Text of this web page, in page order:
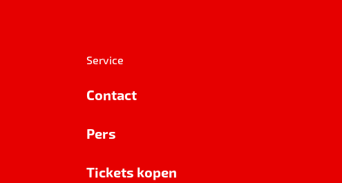
Service
Contact
Pers
Tickets kopen